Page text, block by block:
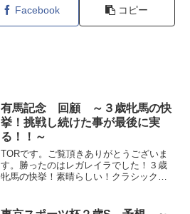
Facebook コピー
有馬記念 回顧 ～３歳牝馬の快
挙！挑戦し続けた事が最後に実
る！！～
TORです。ご覧頂きありがとうございま
す。勝ったのはレガレイラでした！３歳
牝馬の快挙！素晴らしい！クラシックは
女王杯で敗れ、挫折を味わいましたが、